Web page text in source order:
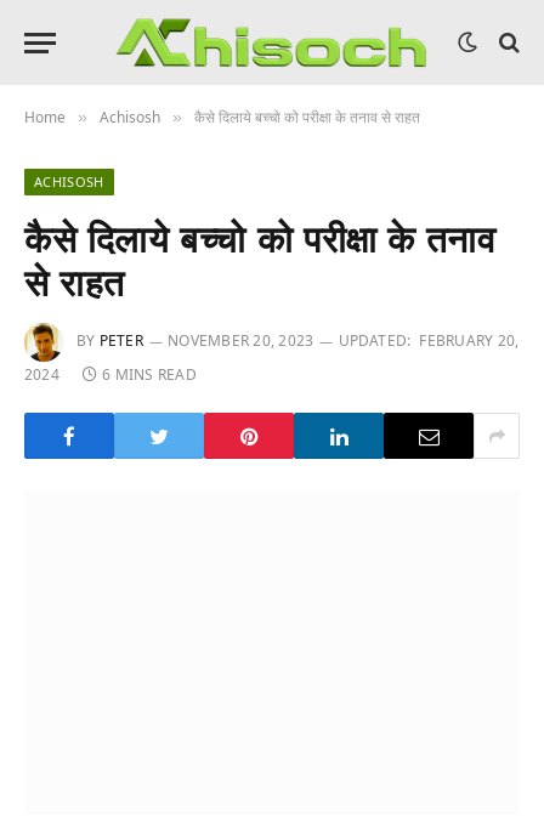
Home » Achisosh » कैसे दिलाये बच्चो को परीक्षा के तनाव से राहत
ACHISOSH
कैसे दिलाये बच्चो को परीक्षा के तनाव
से राहत
BY PETER NOVEMBER 20, 2023 UPDATED: FEBRUARY 20,
2024
6 MINS READ